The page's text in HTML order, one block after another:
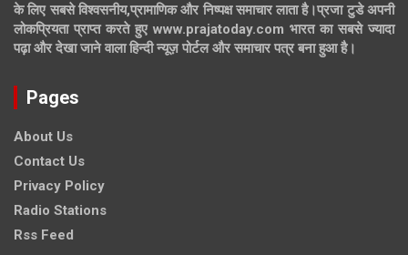
के लिए सबसे विश्वसनीय,प्रामाणिक और निष्पक्ष समाचार लाता है।प्रजा टुडे अपनी
लोकप्रियता प्राप्त करते हुए www.prajatoday.com भारत का सबसे ज्यादा
पढ़ा और देखा जाने वाला हिन्दी न्यूज़ पोर्टल और समाचार पत्र बना हुआ है।
Pages
About Us
Contact Us
Privacy Policy
Radio Stations
Rss Feed